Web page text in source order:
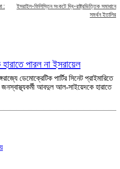
:
ইসরাইল-ফিলিস্তিন সংকটে দ্বি-রাষ্ট্রভিত্তিক সমাধানে
সমর্থন ইতালির
পারল না ইসরায়েল
ডেমোক্রেটিক পার্টির সিনেট প্রাইমারিতে
জনস্বাস্থ্যকর্মী আবদুল আল-সাইয়েদকে হারাতে